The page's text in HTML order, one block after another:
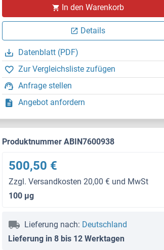
In den Warenkorb
Details
Datenblatt (PDF)
Zur Vergleichsliste zufügen
Anfrage stellen
Angebot anfordern
Produktnummer ABIN7600938
500,50 €
Zzgl. Versandkosten 20,00 € und MwSt
100 μg
Lieferung nach: Deutschland
Lieferung in 8 bis 12 Werktagen